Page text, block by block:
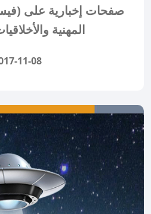
صفحات إخبارية على
المهنية
11-08